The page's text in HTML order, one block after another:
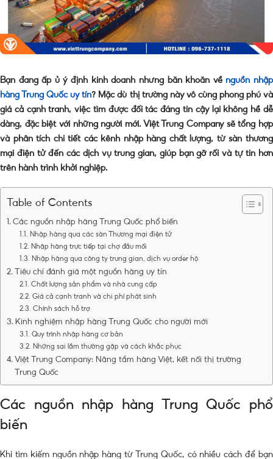
Bạn đang ấp ủ ý định kinh doanh nhưng băn khoăn về nguồn nhập
hàng Trung Quốc uy tín? Mặc dù thị trường này vô cùng phong phú và
giá cả cạnh tranh, việc tìm được đối tác đáng tin cậy lại không hề dễ
dàng, đặc biệt với những người mới. Việt Trung Company sẽ tổng hợp
và phân tích chi tiết các kênh nhập hàng chất lượng, từ sàn thương
mại điện tử đến các dịch vụ trung gian, giúp bạn gỡ rối và tự tin hơn
trên hành trình khởi nghiệp.
Table of Contents
Các nguồn nhập hàng Trung Quốc phổ biến
Nhập hàng qua các sàn Thương mại điện tử
Nhập hàng trực tiếp tại chợ đầu mối
Nhập hàng qua công ty trung gian, dịch vụ order hộ
Tiêu chí đánh giá một nguồn hàng uy tín
Chất lượng sản phẩm và nhà cung cấp
Giá cả cạnh tranh và chi phí phát sinh
Chính sách hỗ trợ
Kinh nghiệm nhập hàng Trung Quốc cho người mới
Quy trình nhập hàng cơ bản
Những sai lầm thường gặp và cách khắc phục
Việt Trung Company: Nâng tầm hàng Việt, kết nối thị trường
Trung Quốc
Các nguồn nhập hàng Trung Quốc phổ
biến
Khi tìm kiếm nguồn nhập hàng từ Trung Quốc, có nhiều cách để bạn